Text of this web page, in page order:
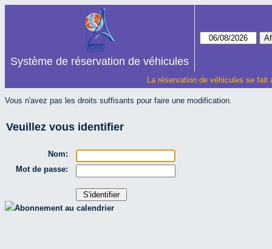
Système de réservation de véhicules
La réservation de véhicules se
Vous n'avez pas les droits suffisants pour faire une modification.
Veuillez vous identifier
Nom:
Mot de passe:
Abonnement au calendrier